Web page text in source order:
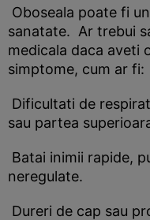
Oboseala poate fi
sanatate. Ar trebui
medicala daca aveti
simptome, cum ar fi:
Dificultati de
sau partea
Batai inimii rapide,
neregulate.
Dureri de cap sau